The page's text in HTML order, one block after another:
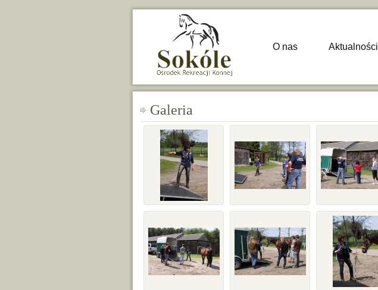
O nas Aktualności
Galeria